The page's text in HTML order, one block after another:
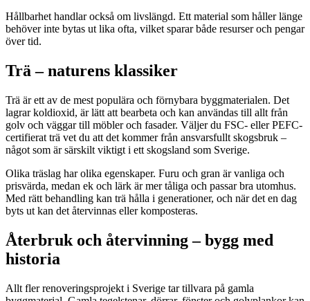
Hållbarhet handlar också om livslängd. Ett material som håller länge
behöver inte bytas ut lika ofta, vilket sparar både resurser och pengar
över tid.
Trä – naturens klassiker
Trä är ett av de mest populära och förnybara byggmaterialen. Det
lagrar koldioxid, är lätt att bearbeta och kan användas till allt från
golv och väggar till möbler och fasader. Väljer du FSC- eller PEFC-
certifierat trä vet du att det kommer från ansvarsfullt skogsbruk –
något som är särskilt viktigt i ett skogsland som Sverige.
Olika träslag har olika egenskaper. Furu och gran är vanliga och
prisvärda, medan ek och lärk är mer tåliga och passar bra utomhus.
Med rätt behandling kan trä hålla i generationer, och när det en dag
byts ut kan det återvinnas eller komposteras.
Återbruk och återvinning – bygg med
historia
Allt fler renoveringsprojekt i Sverige tar tillvara på gamla